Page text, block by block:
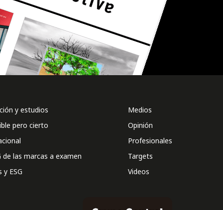
y estudios
pero cierto
de las marcas a examen
y ESG
Medios
Opinión
Profesionales
Targets
Videos